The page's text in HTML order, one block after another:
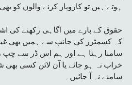
ہوتے ہیں تو کاروبار کرنے والوں کو بھی
کہ کسمٹرز کی جانب سے ہمیں بھی
سامنا رہتا ہے اور ہم اس ڈر سے چپ
خراب نہ ہو جائے یا آن لائن کسی بھی
سامنے نہ آ جائیں۔